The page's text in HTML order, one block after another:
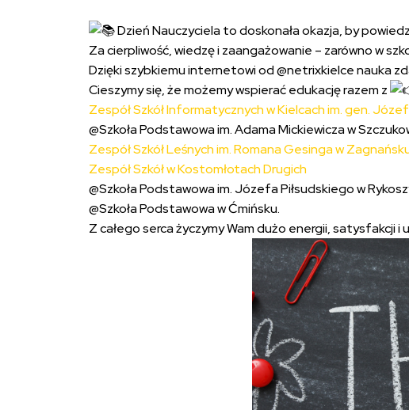
Dzień Nauczyciela to doskonała okazja, by
Za cierpliwość, wiedzę i zaangażowanie – zarówno w
Dzięki szybkiemu internetowi od @netrixkielce nauka
Cieszymy się, że możemy wspierać edukację razem z
Zespół Szkół Informatycznych w Kielcach im. gen.
@Szkoła Podstawowa im. Adama Mickiewicza w
Zespół Szkół Leśnych im. Romana Gesinga w
Zespół Szkół w Kostomłotach Drugich
@Szkoła Podstawowa im. Józefa Piłsudskiego w
@Szkoła Podstawowa w Ćmińsku.
Z całego serca życzymy Wam dużo energii, satysfakcji i